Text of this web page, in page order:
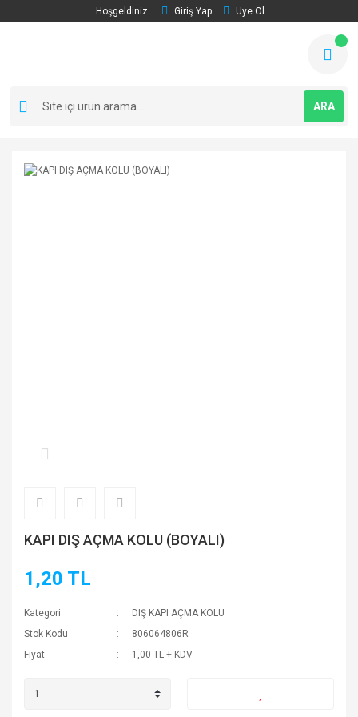
Hoşgeldiniz Giriş Yap Üye Ol
ARA
KAPI DIŞ AÇMA KOLU (BOYALI)
1,20 TL
Kategori
DIŞ KAPI AÇMA KOLU
Stok Kodu
806064806R
Fiyat
1,00 TL + KDV